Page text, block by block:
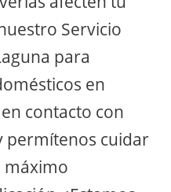
Servicio
para
en
contacto con
permítenos cuidar
máximo